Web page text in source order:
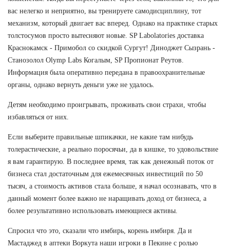
вас нелегко и неприятно, вы тренируете самодисциплину, тот
механизм, который двигает вас вперед. Однако на практике старых
толстосумов просто вытесняют новые. SP Labolatories доставка
Краснокамск - Примобол со скидкой Сургут! Диноджет Сызрань -
Станозолол Olymp Labs Когалым, SP Пропионат Реутов.
Информация была оперативно передана в правоохранительные
органы, однако вернуть деньги уже не удалось.
Детям необходимо проигрывать, проживать свои страхи, чтобы
избавляться от них.
Если выберите правильные шпикачки, не какие там нибудь
толерастические, а реально поросячьи, да в кишке, то удовольствие
я вам гарантирую. В последнее время, так как денежный поток от
бизнеса стал достаточным для ежемесячных инвестиций по 50
тысяч, а стоимость активов стала больше, я начал осознавать, что в
данный момент более важно не наращивать доход от бизнеса, а
более результативно использовать имеющиеся активы.
Спросил что это, сказали что имбирь, корень имбиря. Да и
Мастаджед в аптеки Воркута наши игроки в Пекине с ролью